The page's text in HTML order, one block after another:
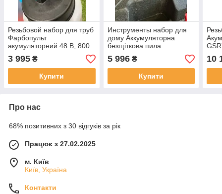
Резьбовой набор для труб
Фарбопульт
акумуляторний 48 В, 800
мл Акумуляторні
фарбопульти з 2
аккумуляторами.
Пульвілізатор для
3 995 ₴
Купити
Инструменты набор для
дому Аккумуляторна
безщіткова пила
GSR280W Надійна пила
для дому та саду, (48V 6
Ah) АКБ 30 см із поданням
5 996₴
Купити
а з
10
Про нас
68% позитивних з 30 відгуків за рік
Працює з 27.02.2025
м. Київ
Київ, Україна
Контакти